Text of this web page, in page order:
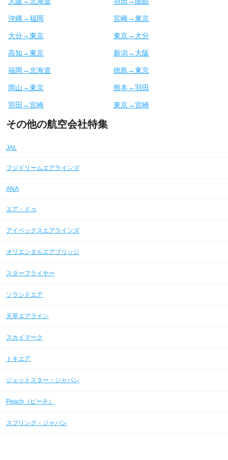
沖縄→福岡 宮崎→東京
大分→東京 東京→大分
高知→東京 新潟→大阪
福岡→北海道 徳島→東京
岡山→東京 熊本→羽田
羽田→宮崎 東京→宮崎
その他の航空会社特集
JAL
フジドリームエアラインズ
ANA
エア・ドゥ
アイベックスエアラインズ
オリエンタルエアブリッジ
スターフライヤー
ソラシドエア
天草エアライン
スカイマーク
トキエア
ジェットスター・ジャパン
Peach（ピーチ）
スプリング・ジャパン